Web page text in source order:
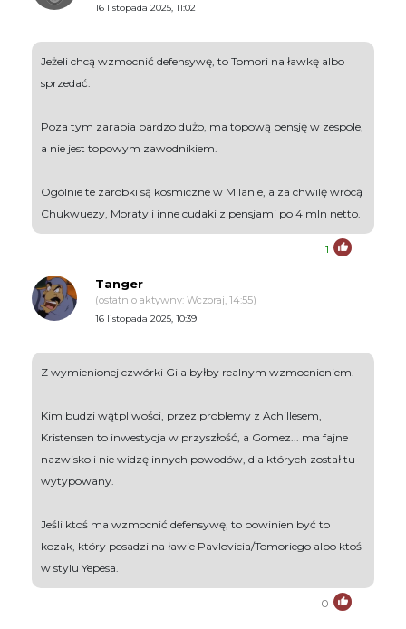
16 listopada 2025, 11:02
Jeżeli chcą wzmocnić defensywę, to Tomori na ławkę albo
sprzedać.
Poza tym zarabia bardzo dużo, ma topową pensję w zespole,
a nie jest topowym zawodnikiem.
Ogólnie te zarobki są kosmiczne w Milanie, a za chwilę wrócą
Chukwuezy, Moraty i inne cudaki z pensjami po 4 mln netto.
1
Tanger
(ostatnio aktywny: Wczoraj, 14:55)
16 listopada 2025, 10:39
Z wymienionej czwórki Gila byłby realnym wzmocnieniem.
Kim budzi wątpliwości, przez problemy z Achillesem,
Kristensen to inwestycja w przyszłość, a Gomez... ma fajne
nazwisko i nie widzę innych powodów, dla których został tu
wytypowany.
Jeśli ktoś ma wzmocnić defensywę, to powinien być to
kozak, który posadzi na ławie Pavlovicia/Tomoriego albo ktoś
w stylu Yepesa.
0